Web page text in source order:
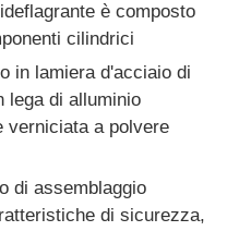
è composto
cilindrici
in lamiera d'acciaio di
lega di alluminio
verniciata a polvere
di assemblaggio
di sicurezza,